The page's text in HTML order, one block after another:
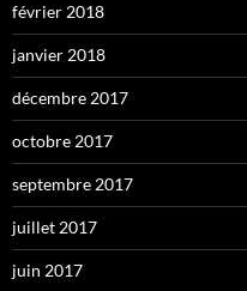
février 2018
janvier 2018
décembre 2017
octobre 2017
septembre 2017
juillet 2017
juin 2017